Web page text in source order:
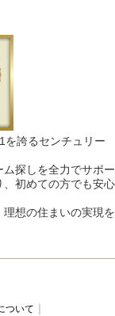
を誇るセンチュリー
探しを全力でサポー
、初めての方でも安心
想の住まいの実現を
ついて